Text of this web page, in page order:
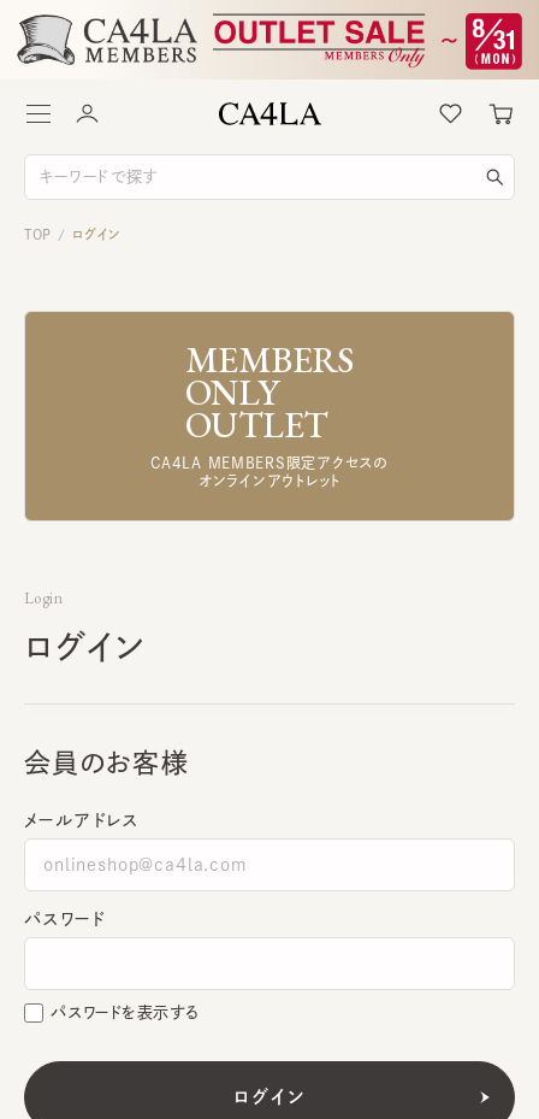
TOP / ログイン
MEMBERS
ONLY
OUTLET
CA4LA MEMBERS限定アクセスの
オンラインアウトレット
Login
ログイン
会員のお客様
メールアドレス
パスワード
パスワードを表示する